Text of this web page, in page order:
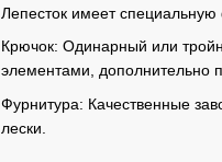
Лепесток имеет
Крючок: Одинарный или
элементами, дополнительно
Фурнитура: Качественные
лески.